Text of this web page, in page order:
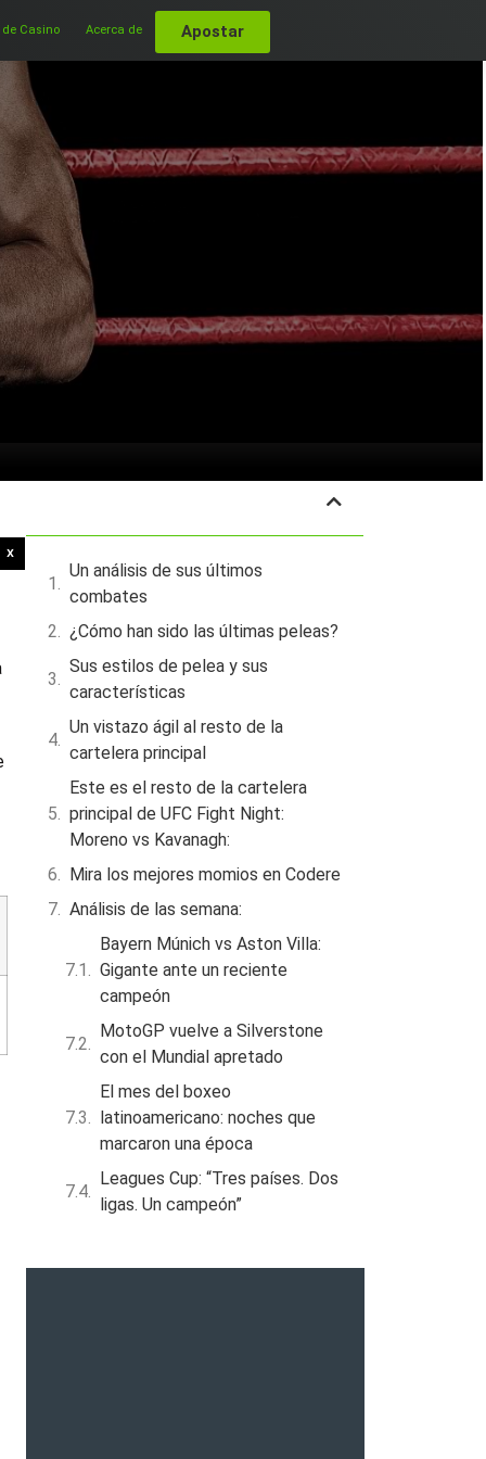
Casino Acerca de Apostar
X
Un análisis de sus últimos
combates
¿Cómo han sido las últimas peleas?
Sus estilos de pelea y sus
características
Un vistazo ágil al resto de la
cartelera principal
Este es el resto de la cartelera
principal de UFC Fight Night:
Moreno vs Kavanagh:
Mira los mejores momios en Codere
Análisis de las semana:
Bayern Múnich vs Aston Villa:
Gigante ante un reciente
campeón
MotoGP vuelve a Silverstone
con el Mundial apretado
El mes del boxeo
latinoamericano: noches que
marcaron una época
Leagues Cup: “Tres países. Dos
ligas. Un campeón”